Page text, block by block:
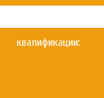
квалификации: